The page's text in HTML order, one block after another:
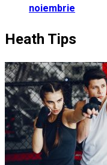
noiembrie
Heath Tips